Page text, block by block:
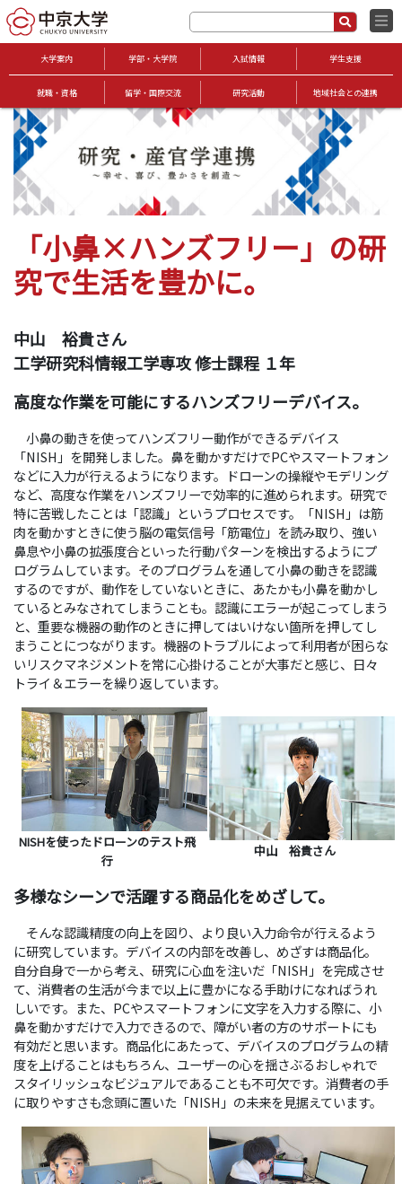
大学案内 学部・大学院 入試情報 学生支援
就職・資格 留学・国際交流 研究活動 地域社会との連携
「小鼻×ハンズフリー」の研
究で生活を豊かに。
中山 裕貴さん
工学研究科情報工学専攻 修士課程 １年
高度な作業を可能にするハンズフリーデバイス。
小鼻の動きを使ってハンズフリー動作ができるデバイス
「NISH」を開発しました。鼻を動かすだけでPCやスマートフォン
などに入力が行えるようになります。ドローンの操縦やモデリング
など、高度な作業をハンズフリーで効率的に進められます。研究で
特に苦戦したことは「認識」というプロセスです。「NISH」は筋
肉を動かすときに使う脳の電気信号「筋電位」を読み取り、強い
鼻息や小鼻の拡張度合といった行動パターンを検出するようにプ
ログラムしています。そのプログラムを通して小鼻の動きを認識
するのですが、動作をしていないときに、あたかも小鼻を動かし
ているとみなされてしまうことも。認識にエラーが起こってしまう
と、重要な機器の動作のときに押してはいけない箇所を押してし
まうことにつながります。機器のトラブルによって利用者が困らな
いリスクマネジメントを常に心掛けることが大事だと感じ、日々
トライ＆エラーを繰り返しています。
NISHを使ったドローンのテスト飛
行
中山 裕貴さん
多様なシーンで活躍する商品化をめざして。
そんな認識精度の向上を図り、より良い入力命令が行えるよう
に研究しています。デバイスの内部を改善し、めざすは商品化。
自分自身で一から考え、研究に心血を注いだ「NISH」を完成させ
て、消費者の生活が今まで以上に豊かになる手助けになればうれ
しいです。また、PCやスマートフォンに文字を入力する際に、小
鼻を動かすだけで入力できるので、障がい者の方のサポートにも
有効だと思います。商品化にあたって、デバイスのプログラムの精
度を上げることはもちろん、ユーザーの心を揺さぶるおしゃれで
スタイリッシュなビジュアルであることも不可欠です。消費者の手
に取りやすさも念頭に置いた「NISH」の未来を見据えています。